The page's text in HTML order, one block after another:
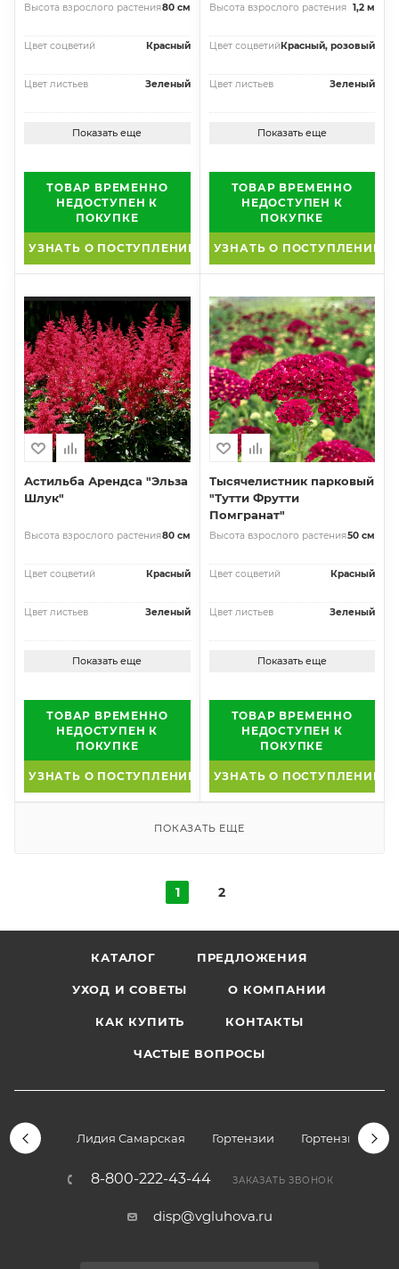
Высота взрослого растения80 см
Цвет соцветий Красный
Цвет листьев Зеленый
Показать еще
ТОВАР ВРЕМЕННО
НЕДОСТУПЕН К
ПОКУПКЕ
УЗНАТЬ О ПОСТУПЛЕНИИ
Высота взрослого растения 1,2 м
Цвет соцветийКрасный, розовый
Цвет листьев Зеленый
Показать еще
ТОВАР ВРЕМЕННО
НЕДОСТУПЕН К
ПОКУПКЕ
УЗНАТЬ О ПОСТУПЛЕНИИ
Астильба Арендса "Эльза
Шлук"
Высота взрослого растения80 см
Цвет соцветий Красный
Цвет листьев Зеленый
Показать еще
ТОВАР ВРЕМЕННО
НЕДОСТУПЕН К
ПОКУПКЕ
УЗНАТЬ О ПОСТУПЛЕНИИ
Тысячелистник парковый
"Тутти Фрутти
Помгранат"
Высота взрослого растения50 см
Цвет соцветий Красный
Цвет листьев Зеленый
Показать еще
ТОВАР ВРЕМЕННО
НЕДОСТУПЕН К
ПОКУПКЕ
УЗНАТЬ О ПОСТУПЛЕНИИ
ПОКАЗАТЬ ЕЩЕ
1 2
КАТАЛОГ ПРЕДЛОЖЕНИЯ
УХОД И СОВЕТЫ О КОМПАНИИ
КАК КУПИТЬ КОНТАКТЫ
ЧАСТЫЕ ВОПРОСЫ
Лидия Самарская Гортензии Гортензии
8-800-222-43-44 ЗАКАЗАТЬ ЗВОНОК
disp@vgluhova.ru